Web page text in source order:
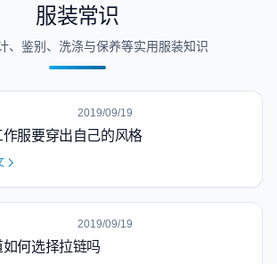
服装常识
、鉴别、洗涤与保养等实用服装知识
2019/09/19
作服要穿出自己的风格
2019/09/19
何选择拉链吗